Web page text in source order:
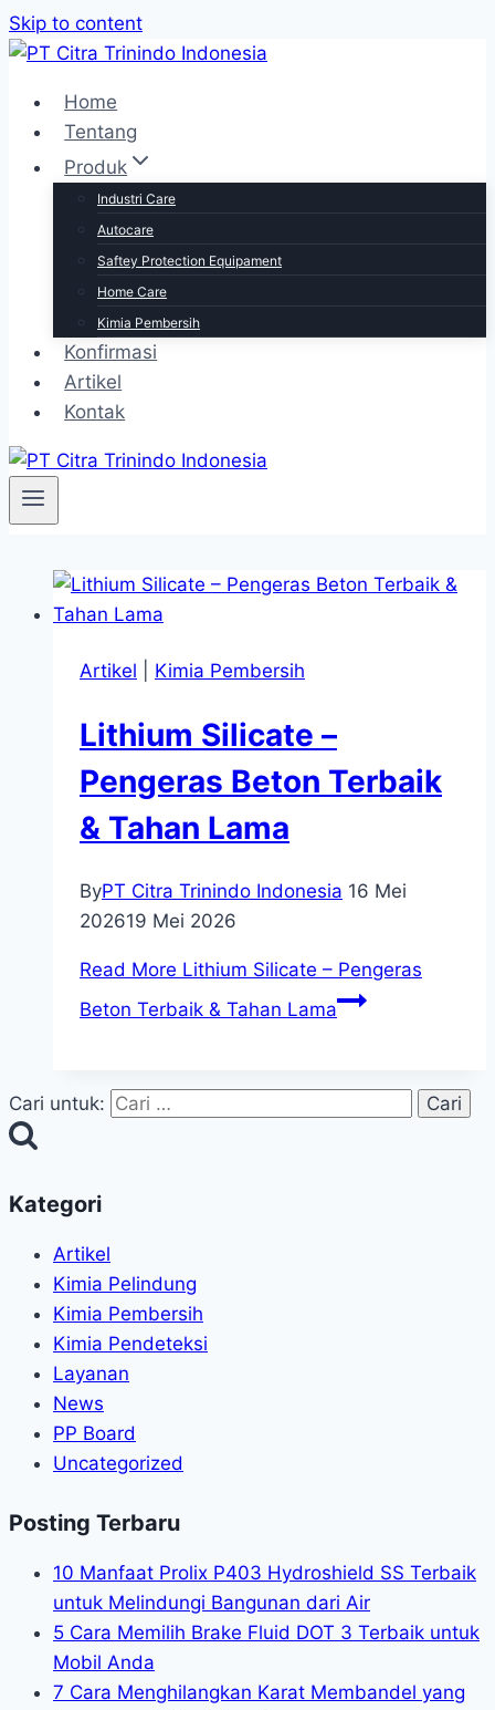
Skip to content
Home
Tentang
Produk
Industri Care
Autocare
Saftey Protection Equipament
Home Care
Kimia Pembersih
Konfirmasi
Artikel
Kontak
Artikel Kimia Pembersih
Lithium Silicate –
Pengeras Beton Terbaik
& Tahan Lama
ByPT Citra Trinindo Indonesia 16 Mei
202619 Mei 2026
Read More Lithium Silicate – Pengeras
Beton Terbaik & Tahan Lama
Cari untuk:
Kategori
Artikel
Kimia Pelindung
Kimia Pembersih
Kimia Pendeteksi
Layanan
News
PP Board
Uncategorized
Posting Terbaru
10 Manfaat Prolix P403 Hydroshield SS Terbaik
untuk Melindungi Bangunan dari Air
5 Cara Memilih Brake Fluid DOT 3 Terbaik untuk
Mobil Anda
7 Cara Menghilangkan Karat Membandel yang